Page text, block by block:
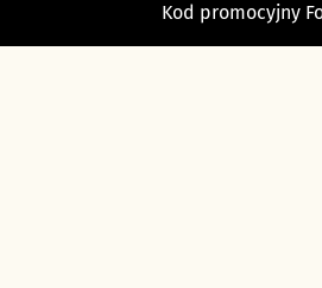
Kod promocyjny